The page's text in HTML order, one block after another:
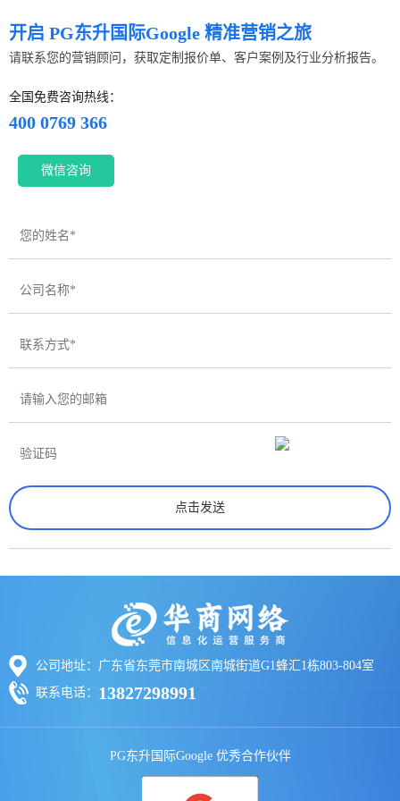
开启 PG东升国际Google 精准营销之旅
请联系您的营销顾问，获取定制报价单、客户案例及行业分析报告。
全国免费咨询热线：
400 0769 366
微信咨询
公司地址：广东省东莞市南城区南城街道G1蜂汇1栋803-804室
联系电话： 13827298991
PG东升国际Google 优秀合作伙伴